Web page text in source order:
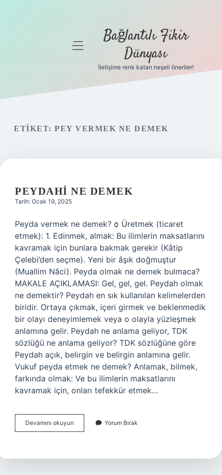
Gizlilik
Yasal Uyarı
Hakkımızda
menüyü
Bağlantılı Fikir
Dünyası
İletişime renk katan neşeli öneriler!
ETIKET: PEY VERMEK NE DEMEK
PEYDAHI NE DEMEK
Tarih: Ocak 19, 2025
Peyda vermek ne demek? ѻ Üretmek (ticaret
etmek): 1. Edinmek, almak: Bu ilimlerin maksatlarını
kavramak için bunlara bakmak gerekir (Kâtip
Çelebi’den seçme). Yeni bir âşık doğmuştur
(Muallim Nâci). Peyda olmak ne demek bulmaca?
MAKALE AÇIKLAMASI: Gel, gel, gel. Peydah olmak
ne demektir? Peydah en sık kullanılan kelimelerden
biridir. Ortaya çıkmak, içeri girmek ve beklenmedik
bir olayı deneyimlemek veya o olayla yüzleşmek
anlamına gelir. Peydah ne anlama geliyor, TDK
sözlüğü ne anlama geliyor? TDK sözlüğüne göre
Peydah açık, belirgin ve belirgin anlamına gelir.
Vukuf peyda etmek ne demek? Anlamak, bilmek,
farkında olmak: Ve bu ilimlerin maksatlarını
kavramak için, onları tefekkür etmek…
Devamını okuyun Peydahi
Ne
Yorum Bırak